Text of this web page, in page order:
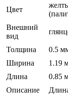
Цвет
Внешний
вид
Толщина
0.5
Ширина
1.19
Длина
0.85
Описание